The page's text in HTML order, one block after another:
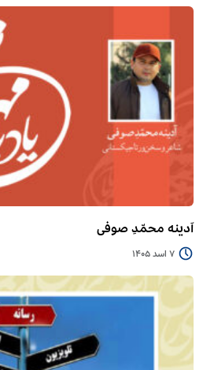
آدینه محمّدِ صوفی
7 اسد 1405